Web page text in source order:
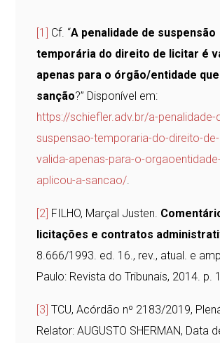
[1] Cf. “A penalidade de suspensão
temporária do direito de licitar é
apenas para o órgão/entidade
sanção?” Disponível em:
https://schiefler.adv.br/a-penalidade-
suspensao-temporaria-do-direito-
valida-apenas-para-o-
aplicou-a-sancao/.
[2] FILHO, Marçal Justen.
licitações e contratos
8.666/1993. ed. 16., rev., atual. e
Paulo: Revista do Tribunais, 2014. p.
[3] TCU, Acórdão nº 2183/2019,
Relator: AUGUSTO SHERMAN, Data